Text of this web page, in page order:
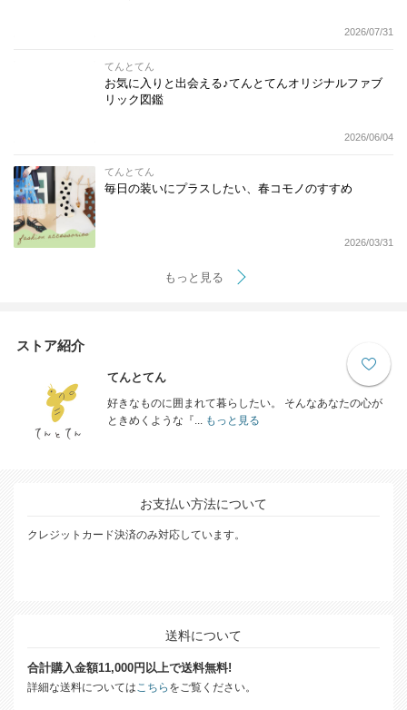
2026/07/31
てんとてん
お気に入りと出会える♪てんとてんオリジナルファブ
リック図鑑
2026/06/04
てんとてん
毎日の装いにプラスしたい、春コモノのすすめ
2026/03/31
もっと見る
ストア紹介
てんとてん
好きなものに囲まれて暮らしたい。 そんなあなたの心が
ときめくような『...
もっと見る
お支払い方法について
クレジットカード決済のみ対応しています。
送料について
合計購入金額11,000円以上で送料無料!
詳細な送料については こちら をご覧ください。